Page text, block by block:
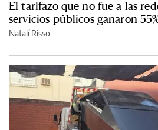
El tarifazo que no fue a las
servicios públicos ganaron
Natalí Risso